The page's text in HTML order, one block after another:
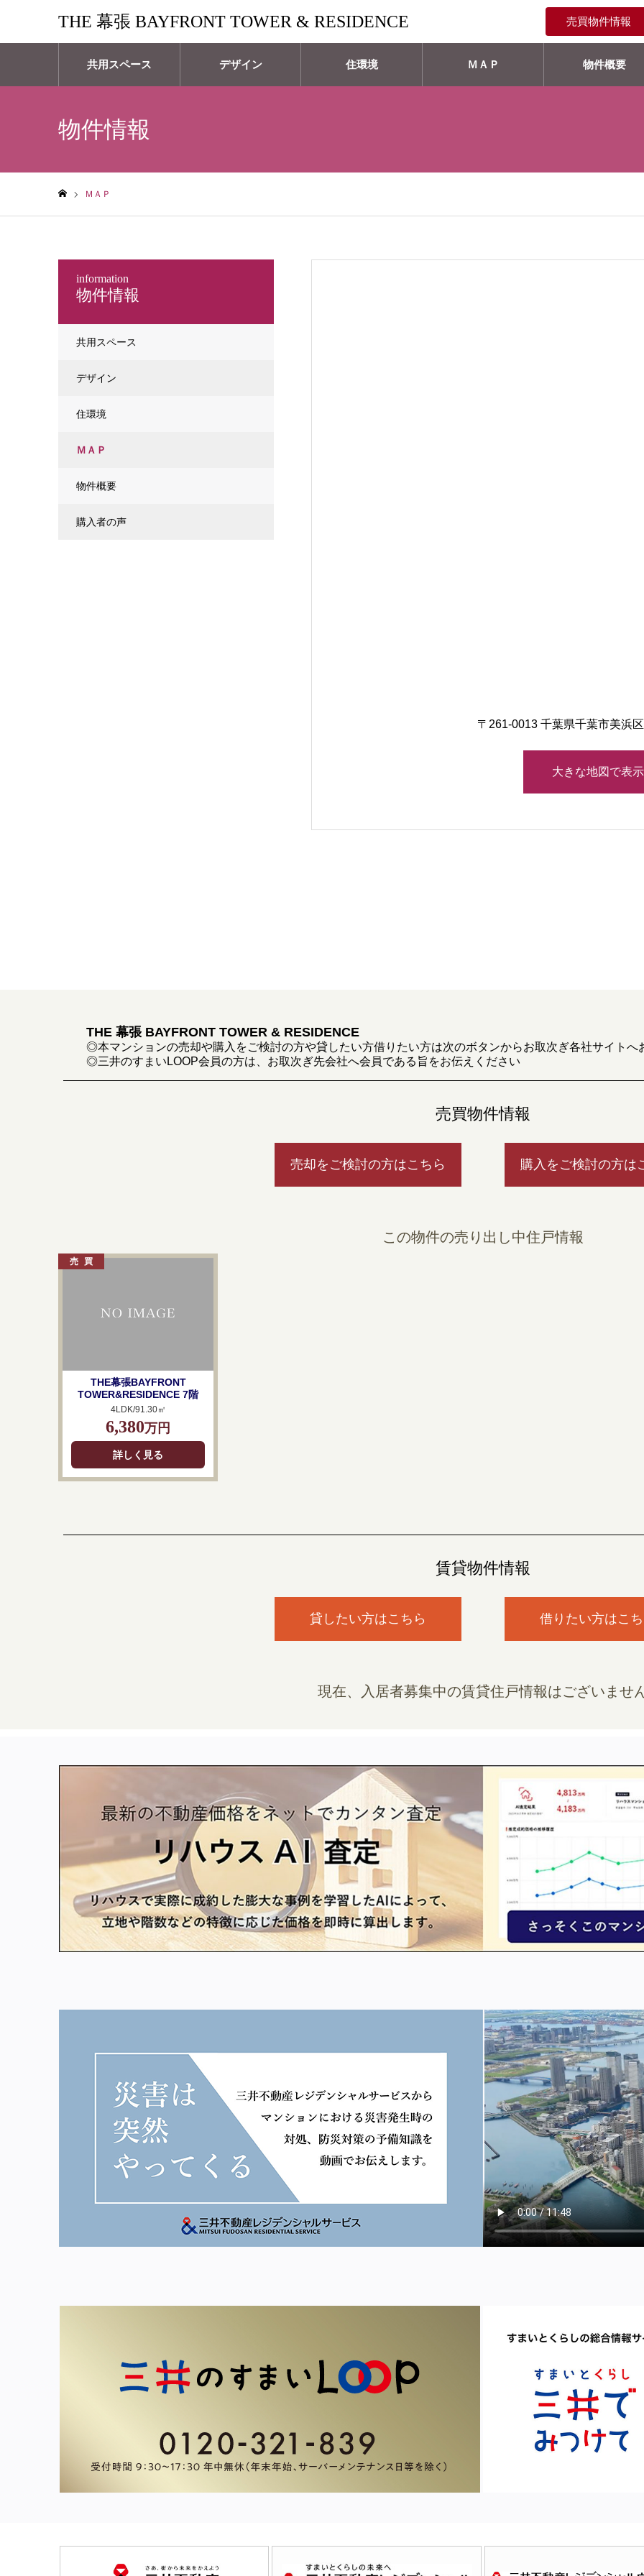
THE 幕張 BAYFRONT TOWER & RESIDENCE 売買物件情報
共用スペース デザイン 住環境 ＭＡＰ 物件概要
物件情報
ＭＡＰ
〒261-0013 千葉県千葉市美浜
大きな地図で表
物件情報
information
共用スペース
デザイン
住環境
ＭＡＰ
物件概要
購入者の声
THE 幕張 BAYFRONT TOWER & RESIDENCE
◎本マンションの売却や購入をご検討の方や貸したい方借りたい方は次のボタンからお取次ぎ各社サイトへ
◎三井のすまいLOOP会員の方は、お取次ぎ先会社へ会員である旨をお伝えください
売買物件情報
売却をご検討の方はこちら 購入をご検討の方は
この物件の売り出し中住戸情報
THE幕張BAYFRONT
TOWER&RESIDENCE 7階
4LDK/91.30㎡
6,380万円
詳しく見る
賃貸物件情報
貸したい方はこちら 借りたい方はこ
現在、入居者募集中の賃貸住戸情報はございませ